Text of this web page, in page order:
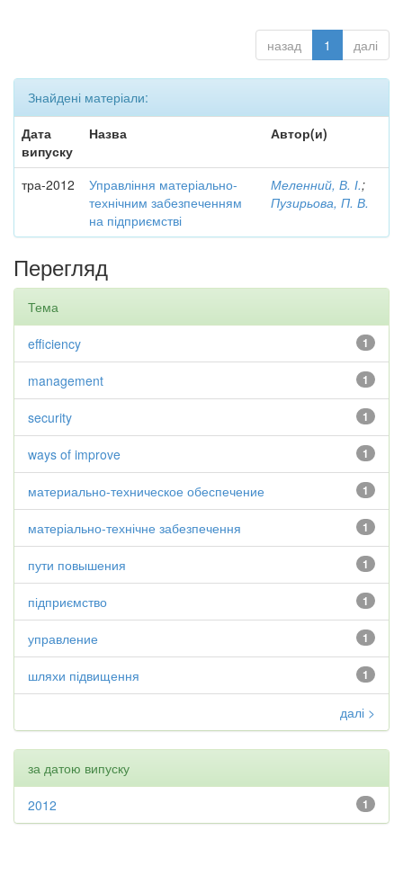
назад 1 далі
Знайдені матеріали:
Дата
випуску
Назва Автор(и)
тра-2012
Управління матеріально-
технічним забезпеченням
на підприємстві
Меленний, В. І.;
Пузирьова, П. В.
Перегляд
Тема
1
efficiency
1
management
1
security
1
ways of improve
1
материально-техническое обеспечение
1
матеріально-технічне забезпечення
1
пути повышения
1
підприємство
1
управление
1
шляхи підвищення
далі >
за датою випуску
1
2012